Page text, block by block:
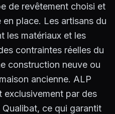
de revêtement choisi et
place. Les artisans du
les matériaux et les
contraintes réelles du
construction neuve ou
ancienne. ALP
exclusivement par des
ce qui garantit